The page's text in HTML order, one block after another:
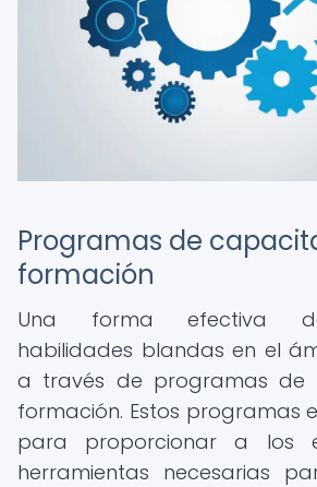
Programas de
formación
Una forma efectiva
habilidades blandas en el
a través de programas de
formación. Estos programas
para proporcionar a los
herramientas necesarias